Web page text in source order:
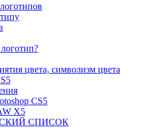
цвета, символизм цвета
CS5
X5
СПИСОК